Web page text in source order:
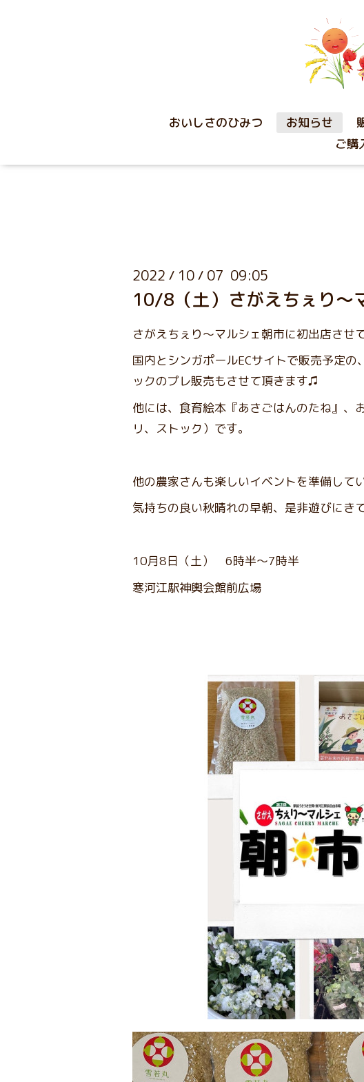
おいしさのひみつ お知らせ
ご購
2022 / 10 / 07 09:05
10/8（土）さがえちぇり～
さがえちぇり～マルシェ朝市に初出店させ
国内とシンガポールECサイトで販売予定の
ックのプレ販売もさせて頂きます♫
他には、食育絵本『あさごはんのたね』、
リ、ストック）です。
他の農家さんも楽しいイベントを準備して
気持ちの良い秋晴れの早朝、是非遊びにき
10月8日（土） 6時半～7時半
寒河江駅神輿会館前広場